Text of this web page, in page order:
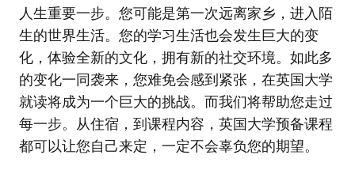
人生重要一步。您可能是第一次远离家乡，进入陌
生的世界生活。您的学习生活也会发生巨大的变
化，体验全新的文化，拥有新的社交环境。如此多
的变化一同袭来，您难免会感到紧张，在英国大学
就读将成为一个巨大的挑战。而我们将帮助您走过
每一步。从住宿，到课程内容，英国大学预备课程
都可以让您自己来定，一定不会辜负您的期望。